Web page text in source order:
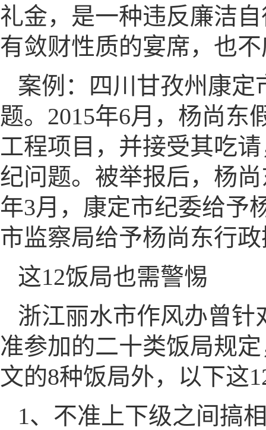
礼金，是一种违反廉洁
有敛财性质的宴席，也
案例：四川甘孜州康
题。2015年6月，杨尚东
工程项目，并接受其吃
纪问题。被举报后，杨
年3月，康定市纪委给予
市监察局给予杨尚东行
这12饭局也需警惕
浙江丽水市作风办曾
准参加的二十类饭局规
文的8种饭局外，以下这
1、不准上下级之间搞